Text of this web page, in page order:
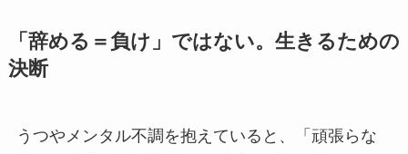
「辞める＝負け」ではない。生きるための
決断
うつやメンタル不調を抱えていると、「頑張らな